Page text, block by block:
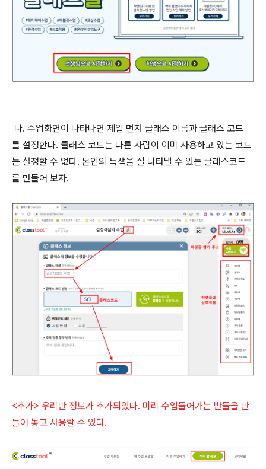
나. 수업화면이 나타나면 제일 먼저 클래스 이름과 클래스 코드
를 설정한다. 클래스 코드는 다른 사람이 이미 사용하고 있는 코드
는 설정할 수 없다. 본인의 특색을 잘 나타낼 수 있는 클래스코드
를 만들어 보자.
<추가> 우리반 정보가 추가되었다. 미리 수업들어가는 반들을 만
들어 놓고 사용할 수 있다.